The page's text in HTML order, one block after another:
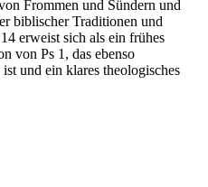
Frommen und Sündern und
biblischer Traditionen und
erweist sich als ein frühes
von Ps 1, das ebenso
und ein klares theologisches